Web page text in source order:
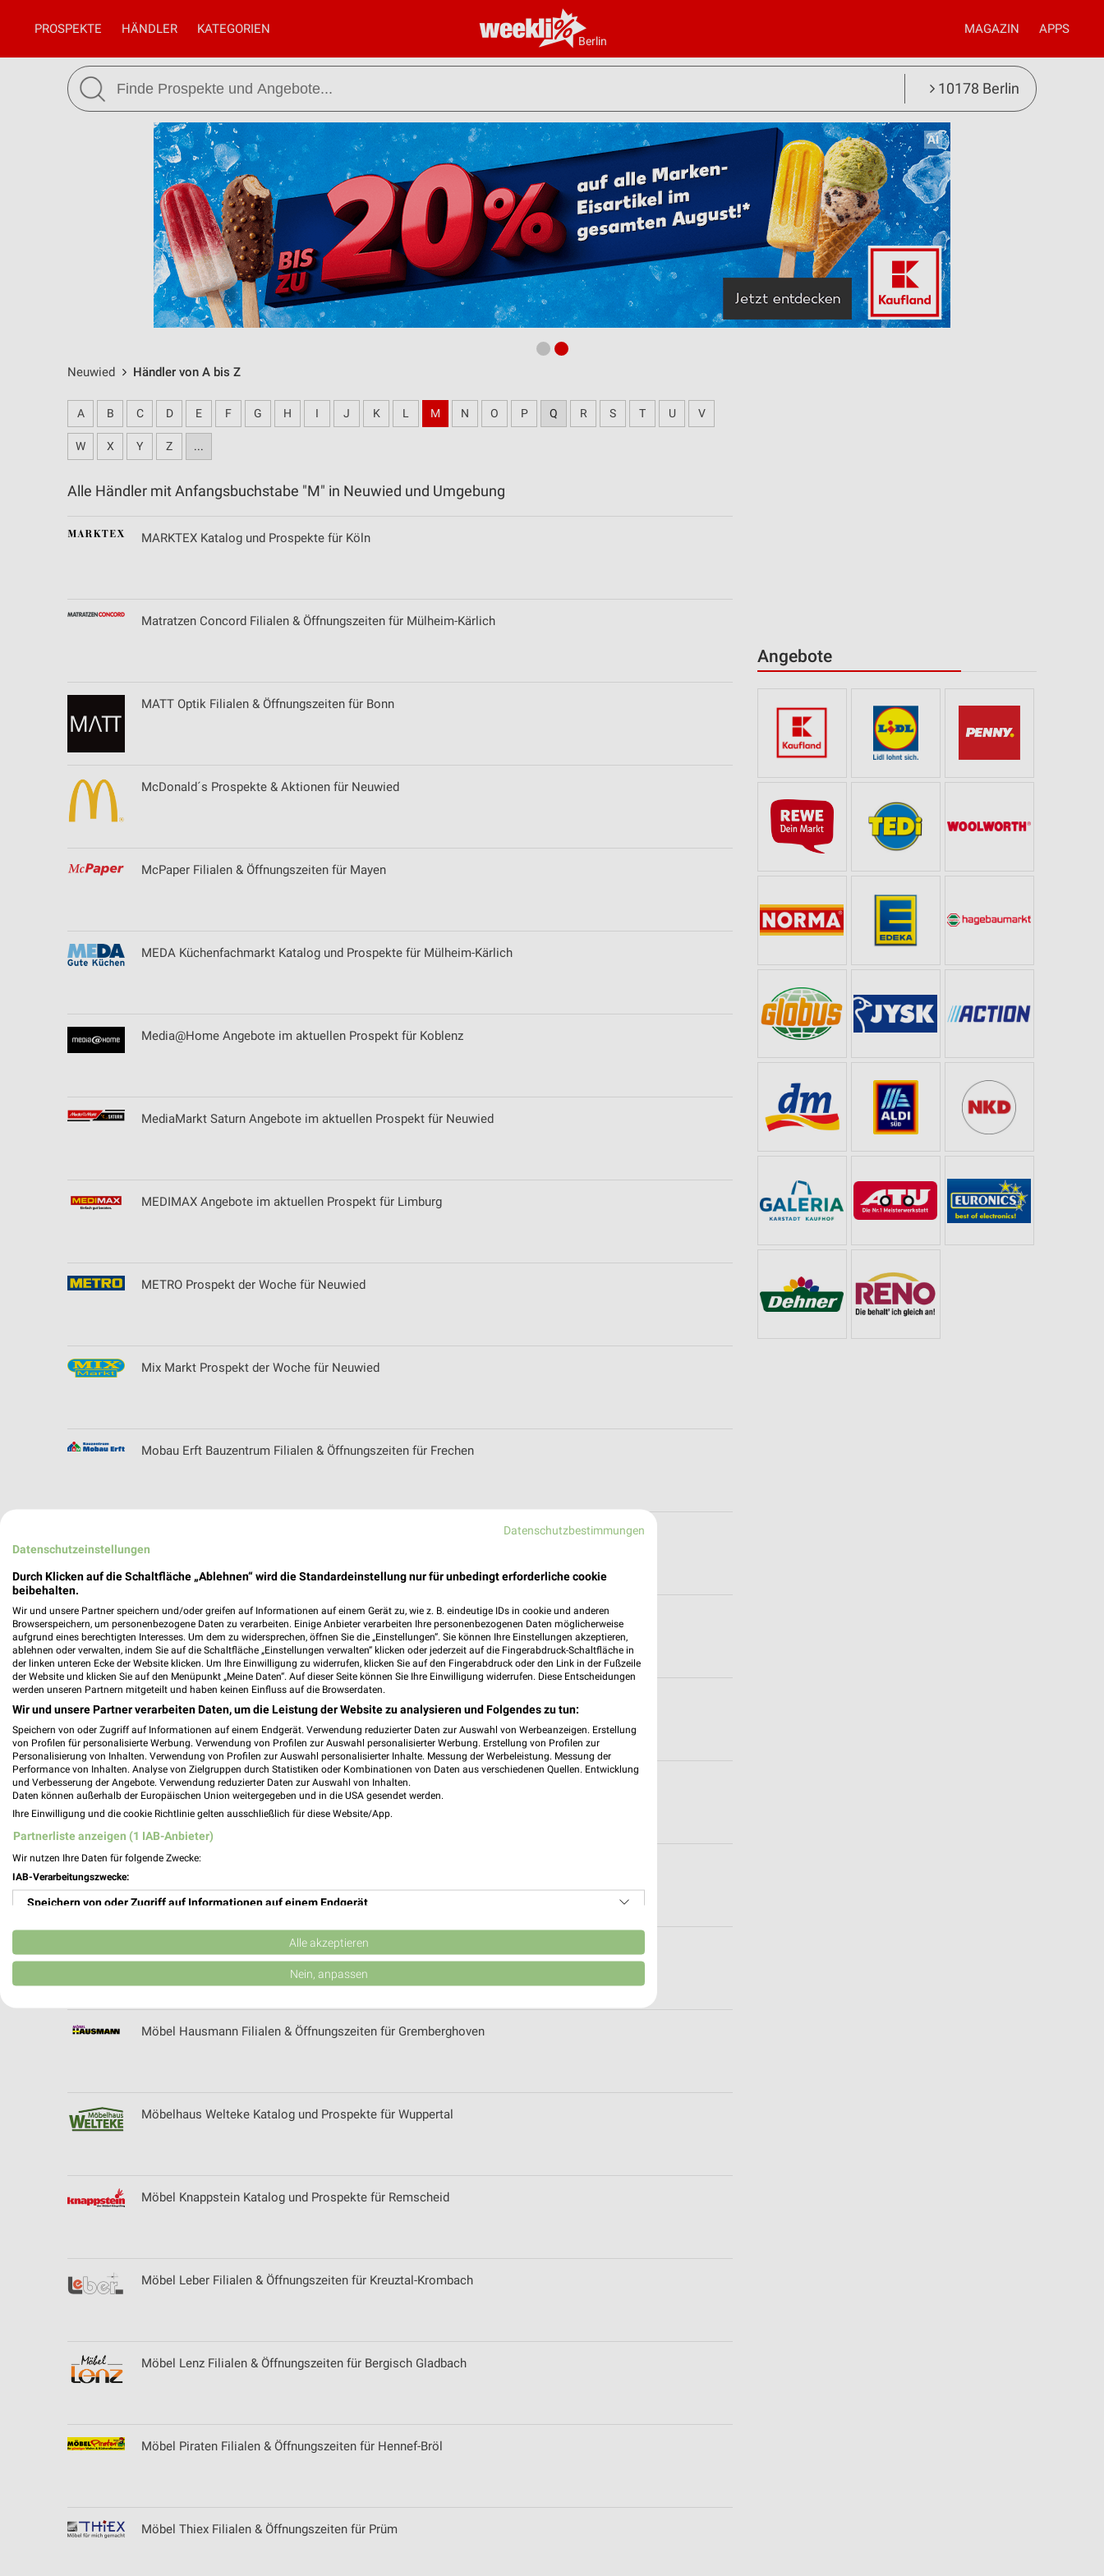
Berlin
PROSPEKTE HÄNDLER KATEGORIEN MAGAZIN APPS
10178 Berlin
Neuwied Händler von A bis Z
Angebote
A B C D E F G H I J K L M N O P Q R S T U V
W X Y Z ...
Alle Händler mit Anfangsbuchstabe "M" in Neuwied und Umgebung
MARKTEX Katalog und Prospekte für Köln
Matratzen Concord Filialen & Öffnungszeiten für Mülheim-Kärlich
MATT Optik Filialen & Öffnungszeiten für Bonn
McDonald´s Prospekte & Aktionen für Neuwied
McPaper Filialen & Öffnungszeiten für Mayen
MEDA Küchenfachmarkt Katalog und Prospekte für Mülheim-Kärlich
Media@Home Angebote im aktuellen Prospekt für Koblenz
MediaMarkt Saturn Angebote im aktuellen Prospekt für Neuwied
MEDIMAX Angebote im aktuellen Prospekt für Limburg
METRO Prospekt der Woche für Neuwied
Mix Markt Prospekt der Woche für Neuwied
Mobau Erft Bauzentrum Filialen & Öffnungszeiten für Frechen
Multipolster Katalog und Prospekte für Siegburg
Möbel Bald Filialen & Öffnungszeiten für Siegen
Möbel Bernskötter Katalog und Prospekte für Dormagen
Möbel Boss Katalog und Prospekte für Mülheim-Kärlich
Möbel Dahlmann Katalog und Prospekte
Möbel Hausmann Filialen & Öffnungszeiten für Gremberghoven
Möbelhaus Welteke Katalog und Prospekte für Wuppertal
Möbel Knappstein Katalog und Prospekte für Remscheid
Möbel Leber Filialen & Öffnungszeiten für Kreuztal-Krombach
Möbel Lenz Filialen & Öffnungszeiten für Bergisch Gladbach
Möbel Piraten Filialen & Öffnungszeiten für Hennef-Bröl
Möbel Thiex Filialen & Öffnungszeiten für Prüm
Datenschutzbestimmungen
Datenschutzeinstellungen
Durch Klicken auf die Schaltfläche „Ablehnen“ wird die Standardeinstellung nur für unbedingt erforderliche cookie
beibehalten.
Wir und unsere Partner speichern und/oder greifen auf Informationen auf einem Gerät zu, wie z. B. eindeutige IDs in cookie und anderen
Browserspeichern, um personenbezogene Daten zu verarbeiten. Einige Anbieter verarbeiten Ihre personenbezogenen Daten möglicherweise
aufgrund eines berechtigten Interesses. Um dem zu widersprechen, öffnen Sie die „Einstellungen“. Sie können Ihre Einstellungen akzeptieren,
ablehnen oder verwalten, indem Sie auf die Schaltfläche „Einstellungen verwalten“ klicken oder jederzeit auf die Fingerabdruck-Schaltfläche in
der linken unteren Ecke der Website klicken. Um Ihre Einwilligung zu widerrufen, klicken Sie auf den Fingerabdruck oder den Link in der Fußzeile
der Website und klicken Sie auf den Menüpunkt „Meine Daten“. Auf dieser Seite können Sie Ihre Einwilligung widerrufen. Diese Entscheidungen
werden unseren Partnern mitgeteilt und haben keinen Einfluss auf die Browserdaten.
Wir und unsere Partner verarbeiten Daten, um die Leistung der Website zu analysieren und Folgendes zu tun:
Speichern von oder Zugriff auf Informationen auf einem Endgerät. Verwendung reduzierter Daten zur Auswahl von Werbeanzeigen. Erstellung
von Profilen für personalisierte Werbung. Verwendung von Profilen zur Auswahl personalisierter Werbung. Erstellung von Profilen zur
Personalisierung von Inhalten. Verwendung von Profilen zur Auswahl personalisierter Inhalte. Messung der Werbeleistung. Messung der
Performance von Inhalten. Analyse von Zielgruppen durch Statistiken oder Kombinationen von Daten aus verschiedenen Quellen. Entwicklung
und Verbesserung der Angebote. Verwendung reduzierter Daten zur Auswahl von Inhalten.
Daten können außerhalb der Europäischen Union weitergegeben und in die USA gesendet werden.
Ihre Einwilligung und die cookie Richtlinie gelten ausschließlich für diese Website/App.
Partnerliste anzeigen (1 IAB-Anbieter)
Wir nutzen Ihre Daten für folgende Zwecke:
IAB-Verarbeitungszwecke:
Speichern von oder Zugriff auf Informationen auf einem Endgerät
Verwendung reduzierter Daten zur Auswahl von Werbeanzeigen
Erstellung von Profilen für personalisierte Werbung
Erstellung von Profilen zur Personalisierung von Inhalten
IAB-Besonderheiten:
Nicht-IAB-Verarbeitungszwecke:
Alle akzeptieren
Nein, anpassen